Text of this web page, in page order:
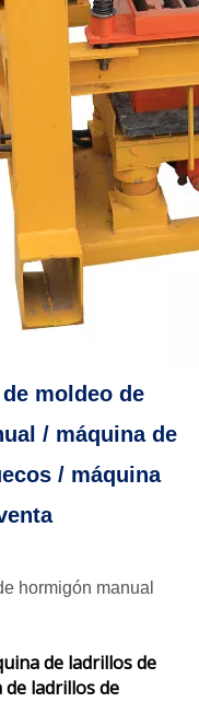
moldeo de
/ máquina de
/ máquina
hormigón manual
de ladrillos de
ladrillos de